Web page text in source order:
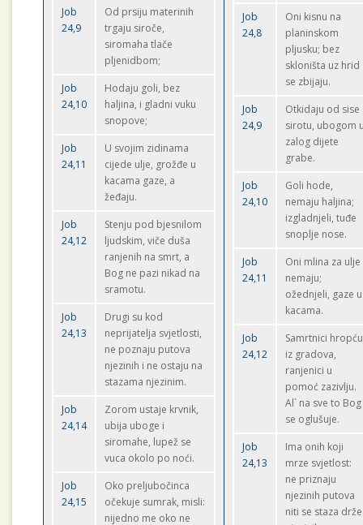
Job
24,9
Od prsiju materinih
trgaju siroče,
siromaha tlače
pljenidbom;
Job
24,10
Hodaju goli, bez
haljina, i gladni vuku
snopove;
Job
24,11
U svojim zidinama
cijede ulje, grožđe u
kacama gaze, a
žeđaju.
Job
24,12
Stenju pod bjesnilom
ljudskim, viče duša
ranjenih na smrt, a
Bog ne pazi nikad na
sramotu.
Job
24,13
Drugi su kod
neprijatelja svjetlosti,
ne poznaju putova
njezinih i ne ostaju na
stazama njezinim.
Job
24,14
Zorom ustaje krvnik,
ubija uboge i
siromahe, lupež se
vuca okolo po noći.
Job
24,15
Oko preljubočinca
očekuje sumrak, misli:
nijedno me oko ne
Job
24,8
Oni kisnu na
planinskom
pljusku; bez
skloništa uz hrid
se zbijaju.
Job
24,9
Otkidaju od sise
sirotu, ubogom
zalog dijete
grabe.
Job
24,10
Goli hode,
nemaju haljina;
izgladnjeli, tuđe
snoplje nose.
Job
24,11
Oni mlina za ulje
nemaju;
ožednjeli, gaze u
kacama.
Job
24,12
Samrtnici hropću
iz gradova,
ranjenici u
pomoć zazivlju.
Al` na sve to Bog
se oglušuje.
Job
24,13
Ima onih koji
mrze svjetlost:
ne priznaju
njezinih putova
niti se staza drže